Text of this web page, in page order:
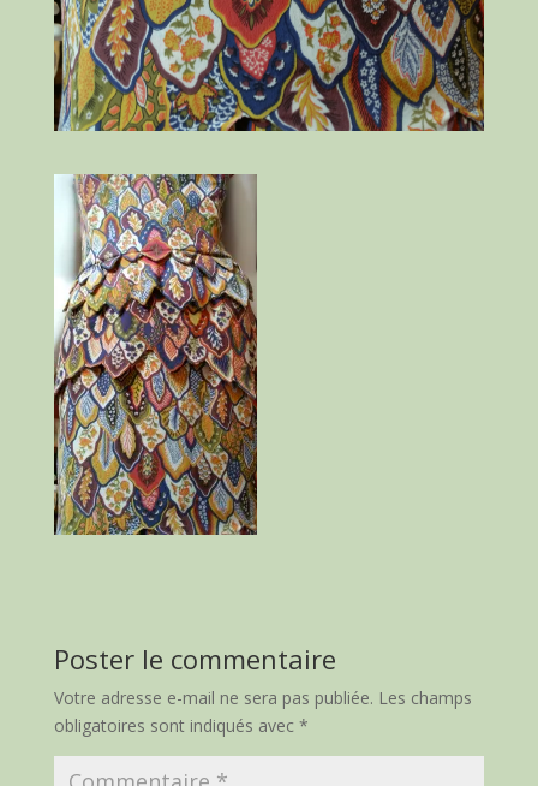
Poster le commentaire
Votre adresse e-mail ne sera pas publiée. Les champs
obligatoires sont indiqués avec *